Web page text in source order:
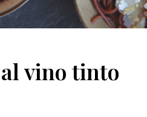
vino tinto